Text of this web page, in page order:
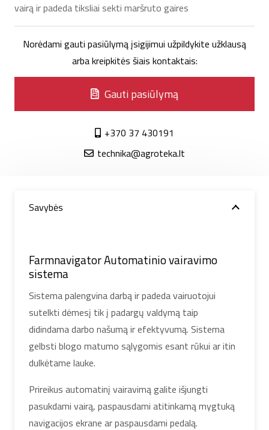
vairą ir padeda tiksliai sekti maršruto gaires
Norėdami gauti pasiūlymą įsigijimui užpildykite užklausą
arba kreipkitės šiais kontaktais:
Gauti pasiūlymą
+370 37 430191
technika@agroteka.lt
Savybės
Farmnavigator Automatinio vairavimo
sistema
Sistema palengvina darbą ir padeda vairuotojui
sutelkti dėmesį tik į padargų valdymą taip
didindama darbo našumą ir efektyvumą. Sistema
gelbsti blogo matumo sąlygomis esant rūkui ar itin
dulkėtame lauke.
Prireikus automatinį vairavimą galite išjungti
pasukdami vairą, paspausdami atitinkamą mygtuką
navigacijos ekrane ar paspausdami pedalą.